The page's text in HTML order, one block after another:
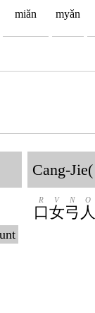
miǎn
myǎn
Cang-Jie(
口
R
女
V
弓
N
人
O